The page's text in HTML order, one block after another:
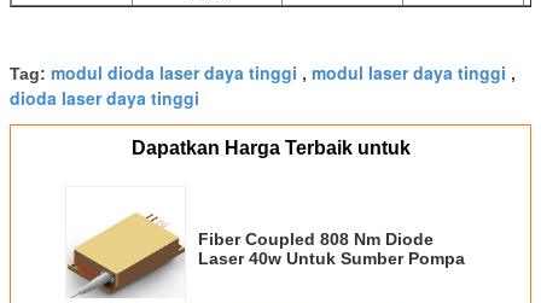
Tag: modul dioda laser daya tinggi , modul laser daya tinggi ,
dioda laser daya tinggi
Dapatkan Harga Terbaik untuk
Fiber Coupled 808 Nm Diode
Laser 40w Untuk Sumber Pompa